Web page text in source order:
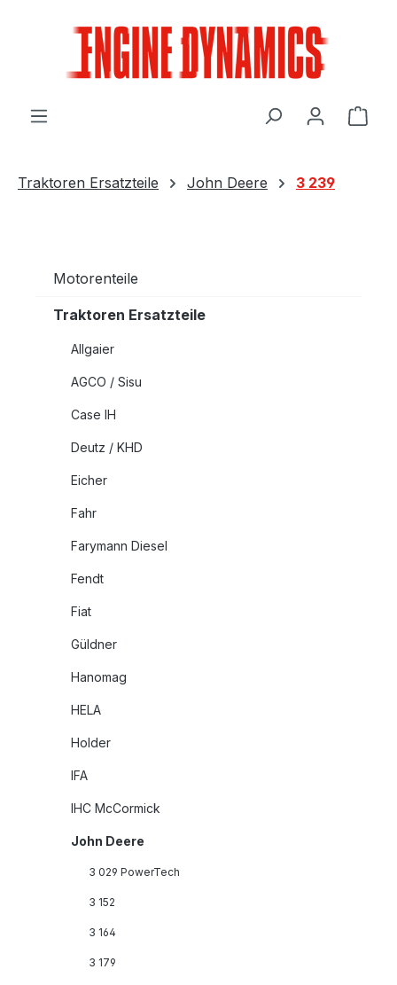
Traktoren Ersatzteile John Deere 3 239
Motorenteile
Traktoren Ersatzteile
Allgaier
AGCO / Sisu
Case IH
Deutz / KHD
Eicher
Fahr
Farymann Diesel
Fendt
Fiat
Güldner
Hanomag
HELA
Holder
IFA
IHC McCormick
John Deere
3 029 PowerTech
3 152
3 164
3 179